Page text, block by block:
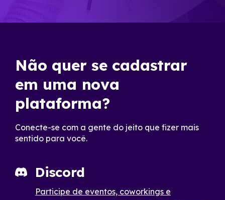
Não quer se cadastrar
em uma nova
plataforma?
Conecte-se com a gente do jeito que fizer mais
sentido para você.
Discord
Participe de eventos, coworkings e